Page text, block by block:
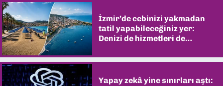
İzmir’de cebinizi yakmadan
tatil yapabileceğiniz yer:
Denizi de hizmetleri de
Yapay zekâ yine sınırları aştı: